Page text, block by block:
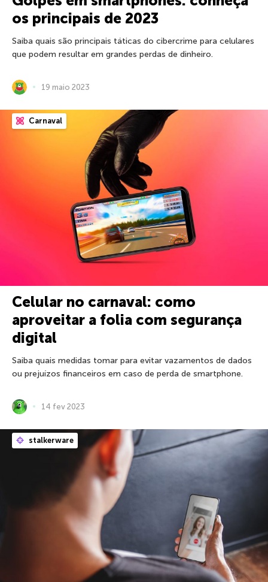
os principais de 2023
Saiba quais são principais táticas do cibercrime para celulares
que podem resultar em grandes perdas de dinheiro.
19 maio 2023
Carnaval
Celular no carnaval: como
aproveitar a folia com segurança
digital
Saiba quais medidas tomar para evitar vazamentos de dados
ou prejuízos financeiros em caso de perda de smartphone.
14 fev 2023
stalkerware